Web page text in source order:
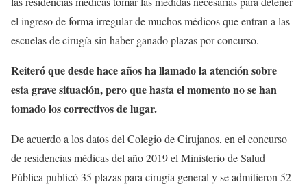
el ingreso de forma irregular de muchos médicos que entran a las
escuelas de cirugía sin haber ganado plazas por concurso.
Reiteró que desde hace años ha llamado la atención sobre
esta grave situación, pero que hasta el momento no se han
tomado los correctivos de lugar.
De acuerdo a los datos del Colegio de Cirujanos, en el concurso
de residencias médicas del año 2019 el Ministerio de Salud
Pública publicó 35 plazas para cirugía general y se admitieron 52